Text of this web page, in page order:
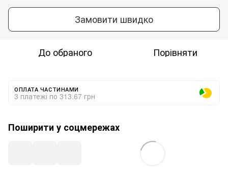
Замовити швидко
До обраного Порівняти
ОПЛАТА ЧАСТИНАМИ
3 платежі по 313.67 грн
Поширити у соцмережах